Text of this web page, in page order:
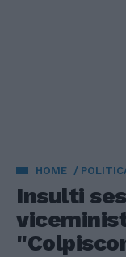
HOME
Insulti